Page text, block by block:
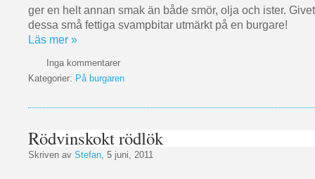
ger en helt annan smak än både smör, olja och ister.
dessa små fettiga svampbitar utmärkt på en burgare!
Läs mer »
Inga kommentarer
Kategorier: På burgaren
Rödvinskokt rödlök
Skriven av Stefan, 5 juni, 2011